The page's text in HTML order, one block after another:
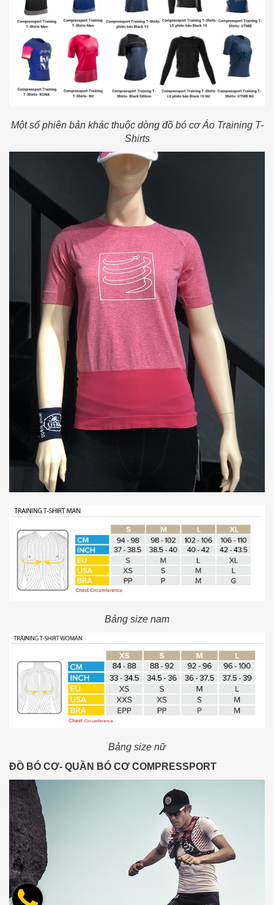
Một số phiên bản khác thuộc dòng đồ bó cơ Áo Training T-
Shirts
Bảng size nam
Bảng size nữ
ĐỒ BÓ CƠ- QUẦN BÓ CƠ COMPRESSPORT